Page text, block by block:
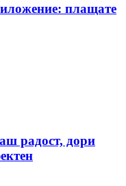
плащате
радост, дори